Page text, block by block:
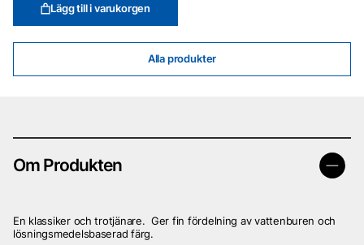
Alla produkter
Lägg till i varukorgen
Om Produkten
En klassiker och trotjänare. Ger fin fördelning av vattenburen och
lösningsmedelsbaserad färg.